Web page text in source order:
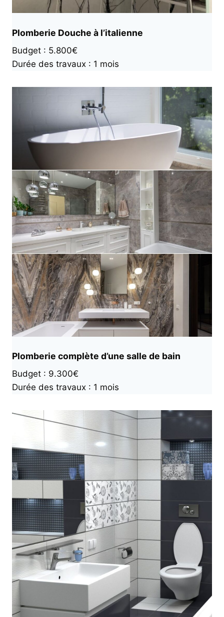
Plomberie Douche à l’italienne
Budget : 5.800€
Durée des travaux : 1 mois
Plomberie complète d’une salle de bain
Budget : 9.300€
Durée des travaux : 1 mois